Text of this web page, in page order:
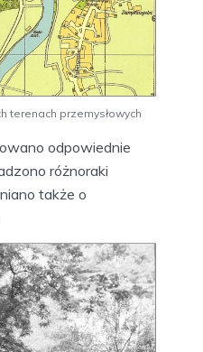
terenach przemysłowych
odpowiednie
różnoraki
także o